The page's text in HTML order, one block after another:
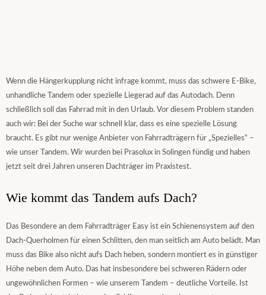
Wenn die Hängerkupplung nicht infrage kommt, muss das schwere E-Bike,
unhandliche Tandem oder spezielle Liegerad auf das Autodach. Denn
schließlich soll das Fahrrad mit in den Urlaub. Vor diesem Problem standen
auch wir: Bei der Suche war schnell klar, dass es eine spezielle Lösung
braucht. Es gibt nur wenige Anbieter von Fahrradträgern für „Spezielles“ –
wie unser Tandem. Wir wurden bei Prasolux in Solingen fündig und haben
jetzt seit drei Jahren unseren Dachträger im Praxistest.
Wie kommt das Tandem aufs Dach?
Das Besondere an dem Fahrradträger Easy ist ein Schienensystem auf den
Dach-Querholmen für einen Schlitten, den man seitlich am Auto belädt. Man
muss das Bike also nicht aufs Dach heben, sondern montiert es in günstiger
Höhe neben dem Auto. Das hat insbesondere bei schweren Rädern oder
ungewöhnlichen Formen – wie unserem Tandem – deutliche Vorteile. Ist